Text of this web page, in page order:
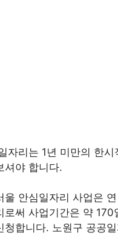
자리는 1년 미만의 한
셔야 합니다.
울 안심일자리 사업은
로써 사업기간은 약
청합니다. 노원구 공공